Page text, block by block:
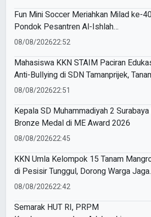
Fun Mini Soccer Meriahkan Milad ke-
Pondok Pesantren Al-Ishlah
Sendangagung
08/08/202622:52
Mahasiswa KKN STAIM Paciran
Anti-Bullying di SDN Tamanprijek,
Empati Sejak Dini
08/08/202622:51
Kepala SD Muhammadiyah 2 Surabaya
Bronze Medal di ME Award 2026
08/08/202622:45
KKN Umla Kelompok 15 Tanam
di Pesisir Tunggul, Dorong Warga Jaga
Lingkungan
08/08/202622:42
Semarak HUT RI, PRPM